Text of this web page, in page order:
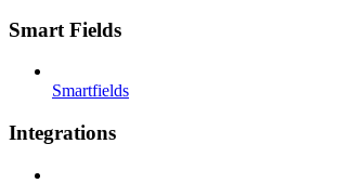
Smart Fields
Smartfields
Integrations